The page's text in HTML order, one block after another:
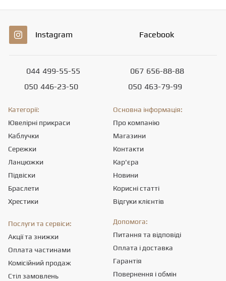
Instagram Facebook
044 499-55-55
050 446-23-50
067 656-88-88
050 463-79-99
Категорії:
Ювелірні прикраси
Каблучки
Сережки
Ланцюжки
Підвіски
Браслети
Хрестики
Основна інформація:
Про компанію
Магазини
Контакти
Кар'єра
Новини
Корисні статті
Відгуки клієнтів
Послуги та сервіси:
Акції та знижки
Оплата частинами
Комісійний продаж
Стіл замовлень
Допомога:
Питання та відповіді
Оплата і доставка
Гарантія
Повернення і обмін